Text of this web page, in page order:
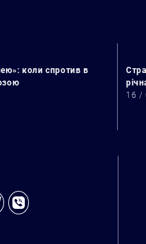
коли спротив в
16 /